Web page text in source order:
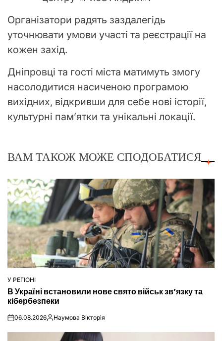
Організатори радять заздалегідь
уточнювати умови участі та реєстрації на
кожен захід.
Дніпровці та гості міста матимуть змогу
насолодитися насиченою програмою
вихідних, відкривши для себе нові історії,
культурні пам’ятки та унікальні локації.
ВАМ ТАКОЖ МОЖЕ СПОДОБАТИСЯ
ОПУБЛІКУВАТИ
У
У РЕГІОНІ
В Україні встановили нове свято військ зв’язку та
кібербезпеки
on06.08.2026Опубліковано
Наумова Вікторія